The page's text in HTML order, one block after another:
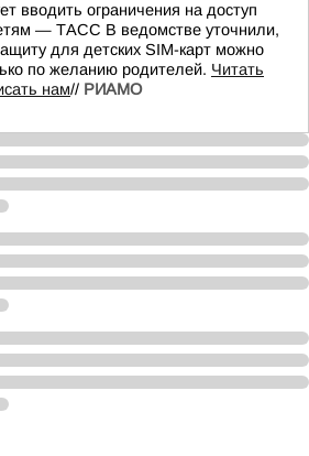
вводить ограничения на доступ
— ТАСС В ведомстве уточнили,
для детских SIM-карт можно
по желанию родителей. Читать
нам// РИАМО